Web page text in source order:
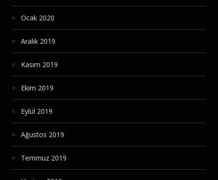
Ocak 2020
Aralık 2019
Kasım 2019
Ekim 2019
Eylül 2019
Ağustos 2019
Temmuz 2019